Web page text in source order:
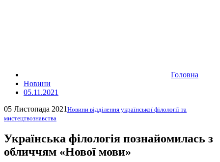
Головна
Новини
05.11.2021
05 Листопада 2021 Новини відділення української філології та
мистецтвознавства
Українська філологія познайомилась з
обличчям «Нової мови»